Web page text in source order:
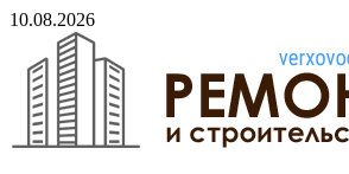
Skip
content
10.08.2026